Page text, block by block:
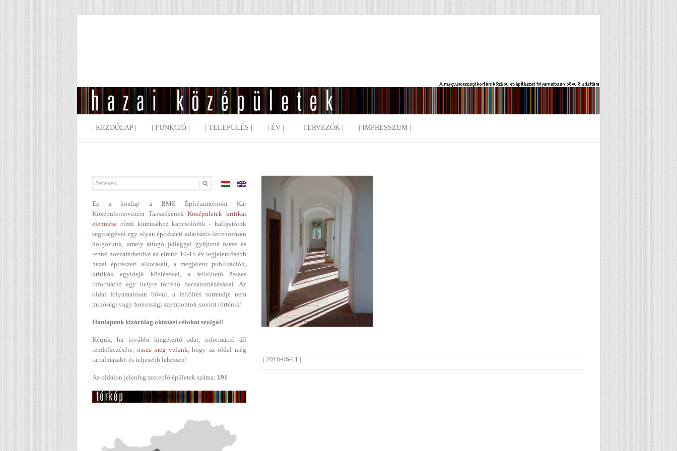
| KEZDŐLAP | | FUNKCIÓ | | TELEPÜLÉS | | ÉV | | TERVEZŐK | | IMPRESSZUM |
|2016-06-11 |
Ez a honlap a BME Építészmérnöki Kar
Középülettervezési TanszékénekKözépületek kritikai
elemzése című kurzusához kapcsolódik - hallgatóink
segítségével egy olyan építészeti adatbázis létrehozásán
dolgozunk, amely átfogó jelleggel gyűjtené össze és
tenné hozzáférhetővé az elmúlt 10-15 év legjelentősebb
hazai építészeti alkotásait, a megjelent publikációk,
kritikák egyidejű közlésével, a fellelhető összes
információ egy helyre történő becsatornázásával. Az
oldal folyamatosan bővül, a feltöltés sorrendje nem
minőségi vagy fontossági szempontok szerint történik!
Honlapunk kizárólag oktatási célokat szolgál!
Kérjük, ha további kiegészítő adat, információ áll
rendelkezésére, ossza meg velünk, hogy az oldal még
tartalmasabb és teljesebb lehessen!
Az oldalon jelenleg szereplő épületek száma: 191